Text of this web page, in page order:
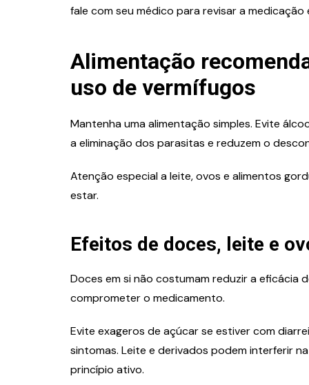
fale com seu médico para revisar a
Alimentação
uso de vermífugos
Mantenha uma alimentação simples. Evite
a eliminação dos parasitas e reduzem o
Atenção especial a leite, ovos e alimentos
estar.
Efeitos de doces, leite e
Doces em si não costumam reduzir a eficácia
comprometer o medicamento.
Evite exageros de açúcar se estiver com
sintomas. Leite e derivados podem interferir
princípio ativo.